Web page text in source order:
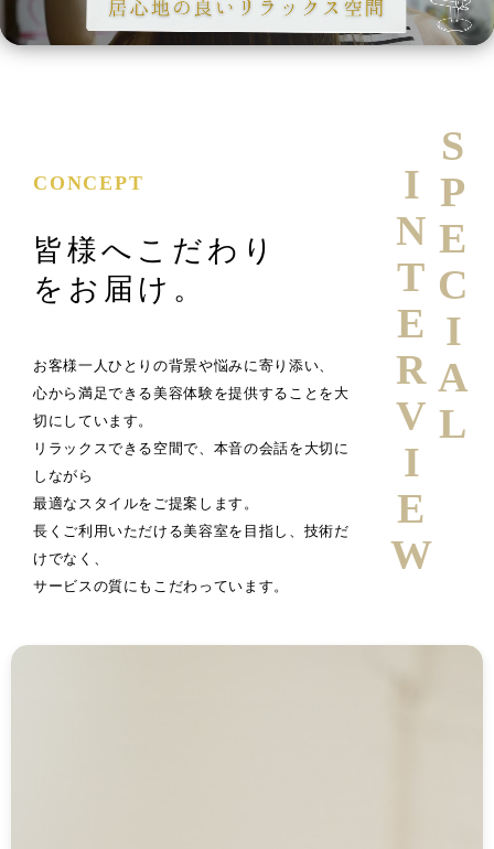
CONCEPT
皆様へこだわり
をお届け。
お客様一人ひとりの背景や悩みに寄り添い、
心から満足できる美容体験を提供することを大
切にしています。
リラックスできる空間で、本音の会話を大切に
しながら
最適なスタイルをご提案します。
長くご利用いただける美容室を目指し、技術だ
けでなく、
サービスの質にもこだわっています。
SPECIAL
INTERVIEW